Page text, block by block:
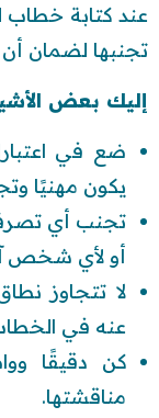
عند كتابة خطاب
تجنبها لضمان
إليك بعض
ضع في
يكون مهنيًا
تجنب أي تصرف
أو لأي شخص
لا تتجاوز
عنه في
كن دقيقًا
مناقشتها.